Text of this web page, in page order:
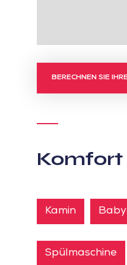
BERECHNEN SIE
Komfort
Kamin
Spülmaschine